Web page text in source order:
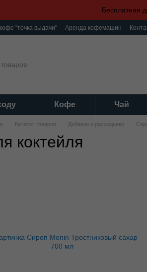
Бесплатная
"точка выдачи" Аренда кофемашин
Кофе Чай
Каталог товаров Добавки и расходники
коктейля